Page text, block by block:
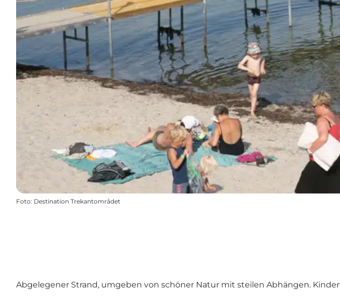
Foto: Destination Trekantområdet
Abgelegener Strand, umgeben von schöner Natur mit steilen Abhängen.